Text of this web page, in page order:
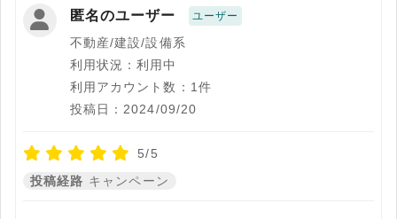
匿名のユーザー ユーザー
不動産/建設/設備系
利用状況：利用中
利用アカウント数：1件
投稿日：2024/09/20
5/5
投稿経路 キャンペーン